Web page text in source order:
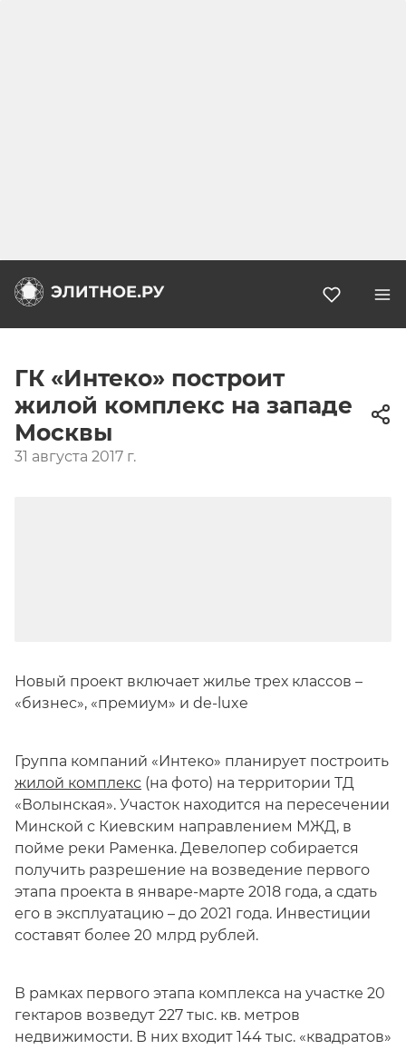
ГК «Интеко» построит
жилой комплекс на западе
Москвы
31 августа 2017 г.
Новый проект включает жилье трех классов –
«бизнес», «премиум» и de-luxe
Группа компаний «Интеко» планирует построить
жилой комплекс (на фото) на территории ТД
«Волынская». Участок находится на пересечении
Минской с Киевским направлением МЖД, в
пойме реки Раменка. Девелопер собирается
получить разрешение на возведение первого
этапа проекта в январе-марте 2018 года, а сдать
его в эксплуатацию – до 2021 года. Инвестиции
составят более 20 млрд рублей.
В рамках первого этапа комплекса на участке 20
гектаров возведут 227 тыс. кв. метров
недвижимости. В них входит 144 тыс. «квадратов»